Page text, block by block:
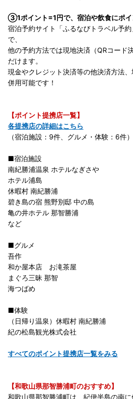
③1ポイント=1円で、宿泊や飲食にポイ
宿泊予約サイト「ふるなびトラベル予
で、
他の予約方法では現地決済（QRコード
だけます。
現金やクレジット決済等の他決済方法
併用可能です！
【ポイント提携店一覧】
各提携店の詳細はこちら
（宿泊施設：9件、グルメ・体験：6件）
■宿泊施設
南紀勝浦温泉 ホテルなぎさや
ホテル浦島
休暇村 南紀勝浦
碧き島の宿 熊野別邸 中の島
亀の井ホテル 那智勝浦
など
■グルメ
吾作
和か屋本店 お滝茶屋
まぐろ三昧 那智
海つばめ
■体験
（日帰り温泉）休暇村 南紀勝浦
紀の松島観光株式会社
すべてのポイント提携店一覧をみる
【和歌山県那智勝浦町のおすすめ】
和歌山県那智勝浦町は、紀伊半島の南に